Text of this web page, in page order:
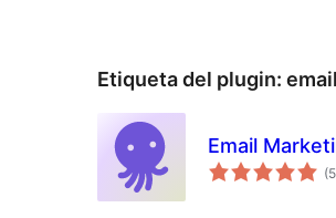
Etiqueta del plugin:
Email
(5